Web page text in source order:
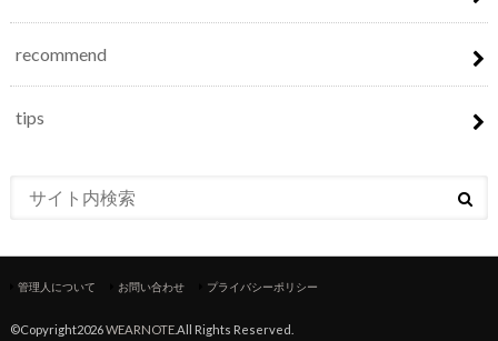
recommend
tips
管理人について お問い合わせ プライバシーポリシー
©Copyright2026WEARNOTE.All Rights Reserved.